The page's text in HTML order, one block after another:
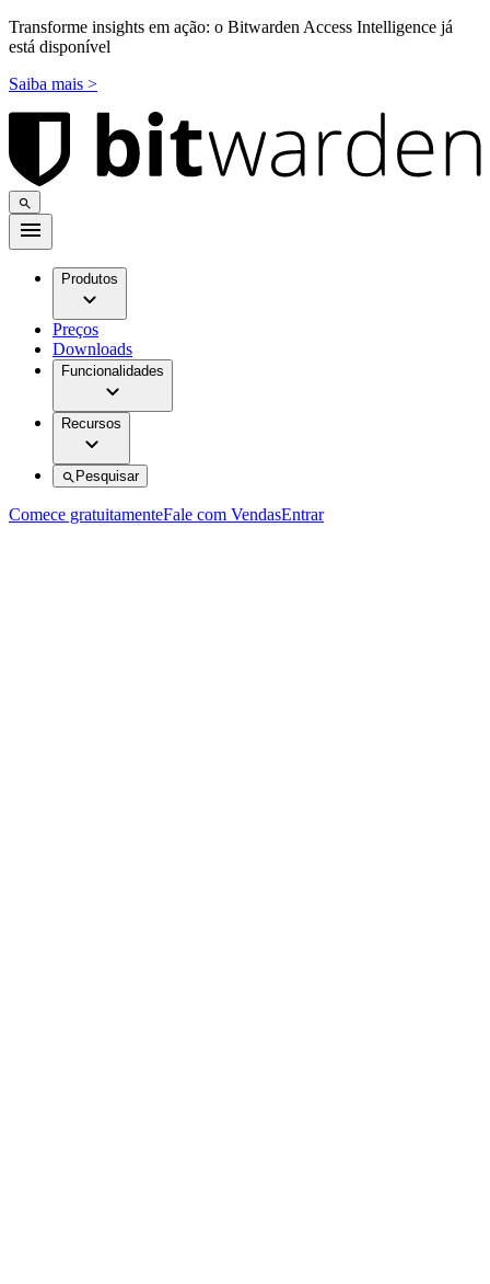
Transforme insights em ação: o Bitwarden Access Intelligence já
está disponível
Saiba mais >
Produtos
Preços
Downloads
Funcionalidades
Recursos
Pesquisar
Comece gratuitamenteFale com VendasEntrar